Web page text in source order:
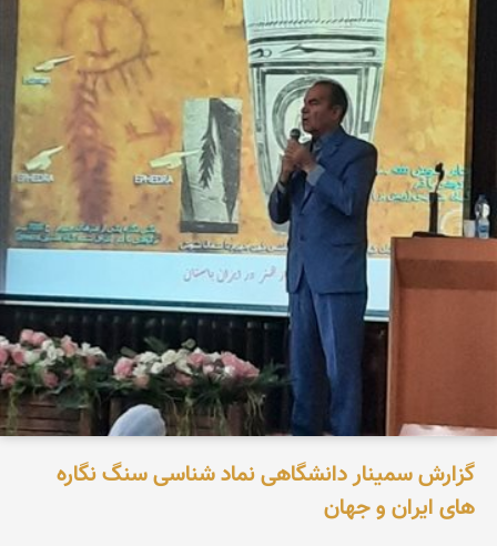
گزارش سمینار دانشگاهی نماد شناسی سنگ نگاره
های ایران و جهان